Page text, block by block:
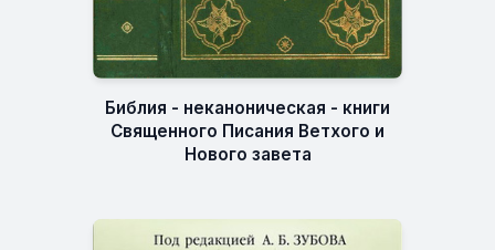
Библия - неканоническая - книги
Священного Писания Ветхого и
Нового завета